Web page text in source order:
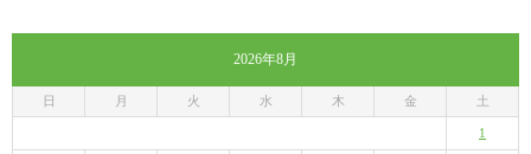
2026年8月
日 月 火 水 木 金 土
1